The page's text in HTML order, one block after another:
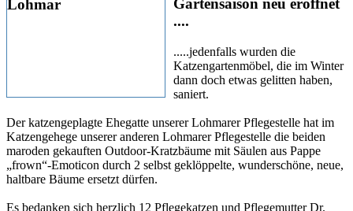
Gartensaison neu eröffnet
....
.....jedenfalls wurden die
Katzengartenmöbel, die im Winter
dann doch etwas gelitten haben,
saniert.
Der katzengeplagte Ehegatte unserer Lohmarer Pflegestelle hat im
Katzengehege unserer anderen Lohmarer Pflegestelle die beiden
maroden gekauften Outdoor-Kratzbäume mit Säulen aus Pappe
„frown“-Emoticon durch 2 selbst geklöppelte, wunderschöne, neue,
haltbare Bäume ersetzt dürfen.
Es bedanken sich herzlich 12 Pflegekatzen und Pflegemutter Dr.